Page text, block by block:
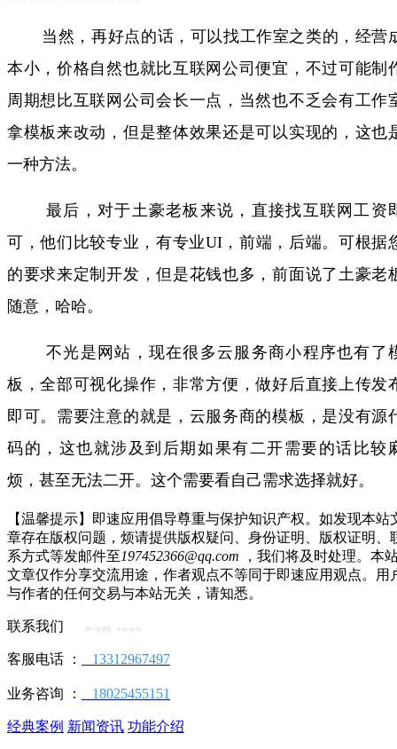
当然，再好点的话，可以找工作室之类的，经营
本小，价格自然也就比互联网公司便宜，不过可能制
周期想比互联网公司会长一点，当然也不乏会有工作
拿模板来改动，但是整体效果还是可以实现的，这也
一种方法。
最后，对于土豪老板来说，直接找互联网工资
可，他们比较专业，有专业UI，前端，后端。可根据
的要求来定制开发，但是花钱也多，前面说了土豪老
随意，哈哈。
不光是网站，现在很多云服务商小程序也有了
板，全部可视化操作，非常方便，做好后直接上传发
即可。需要注意的就是，云服务商的模板，是没有源
码的，这也就涉及到后期如果有二开需要的话比较
烦，甚至无法二开。这个需要看自己需求选择就好。
【温馨提示】即速应用倡导尊重与保护知识产权。如发现本站
章存在版权问题，烦请提供版权疑问、身份证明、版权证明、
系方式等发邮件至197452366@qq.com ，我们将及时处理。本
文章仅作分享交流用途，作者观点不等同于即速应用观点。用
与作者的任何交易与本站无关，请知悉。
联系我们 周一至周五 9:30-18:30
客服电话 ： 13312967497
业务咨询 ： 18025455151
经典案例 新闻资讯 功能介绍